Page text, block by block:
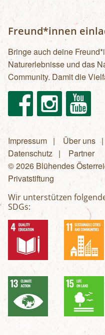
Freund*innen
Bringe auch deine
Naturerlebnisse und das
Community. Damit die
FacebookInstagram Youtube
Fußzeilenmenü
Impressum Über uns
Datenschutz
Partner
© 2026 Blühendes
Privatstiftung
Wir unterstützen
SDGs: